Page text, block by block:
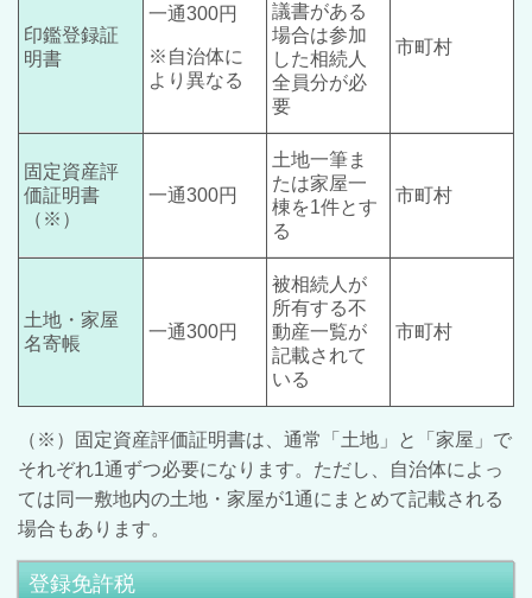
印鑑登録証
明書
一通300円
※自治体に
より異なる
議書がある
場合は参加
した相続人
全員分が必
要
市町村
固定資産評
価証明書
（※）
一通300円
土地一筆ま
たは家屋一
棟を1件とす
る
市町村
土地・家屋
名寄帳
一通300円
被相続人が
所有する不
動産一覧が
記載されて
いる
市町村
（※）固定資産評価証明書は、通常「土地」と「家屋」で
それぞれ1通ずつ必要になります。ただし、自治体によっ
ては同一敷地内の土地・家屋が1通にまとめて記載される
場合もあります。
登録免許税